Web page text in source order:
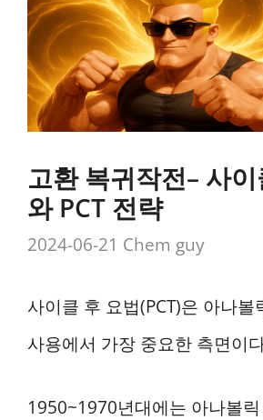
고환 복귀작전– 사
와 PCT 전략
2024-06-21 Chem guy
사이클 후 요법(PCT)은 아나볼
사용에서 가장 중요한 측면이
1950~1970년대에는 아나볼